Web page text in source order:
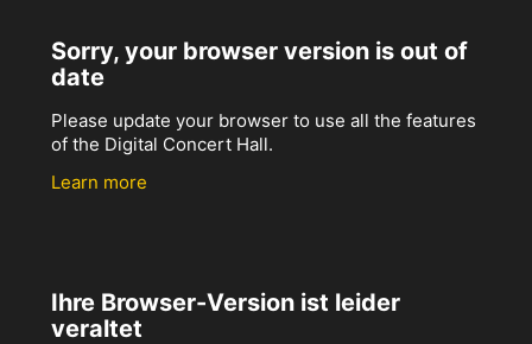
Sorry, your browser version is out of
date
Please update your browser to use all the features
of the Digital Concert Hall.
Learn more
Ihre Browser-Version ist leider
veraltet